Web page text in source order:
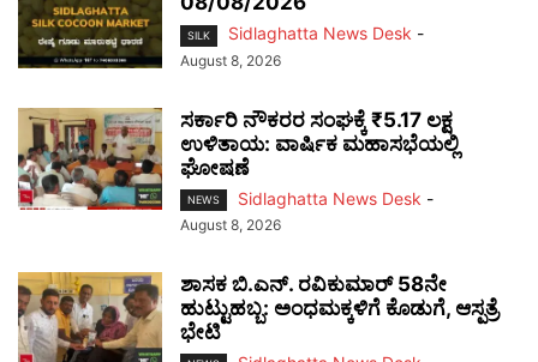
SILK Sidlaghatta News Desk -
August 8, 2026
ಸರ್ಕಾರಿ ನೌಕರರ ಸಂಘಕ್ಕೆ ₹5.17 ಲಕ್ಷ
ಉಳಿತಾಯ: ವಾರ್ಷಿಕ ಮಹಾಸಭೆಯಲ್ಲಿ
ಘೋಷಣೆ
NEWS Sidlaghatta News Desk -
August 8, 2026
ಶಾಸಕ ಬಿ.ಎನ್. ರವಿಕುಮಾರ್ 58ನೇ
ಹುಟ್ಟುಹಬ್ಬ: ಅಂಧಮಕ್ಕಳಿಗೆ ಕೊಡುಗೆ, ಆಸ್ಪತ್ರೆ
ಭೇಟಿ